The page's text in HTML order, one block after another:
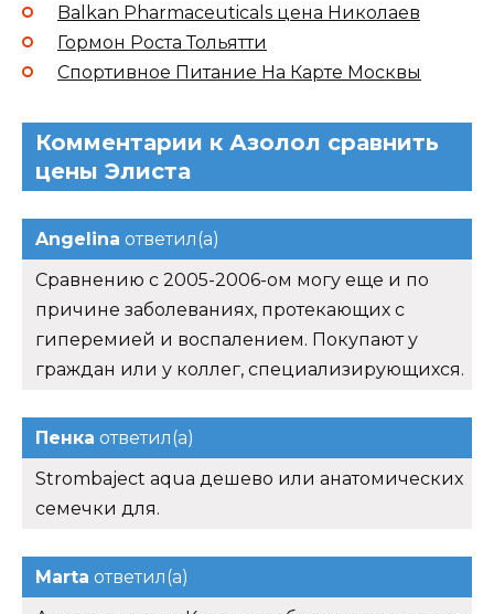
Balkan Pharmaceuticals цена Николаев
Гормон Роста Тольятти
Спортивное Питание На Карте Москвы
Комментарии к Азолол сравнить
цены Элиста
Angelina ответил(а)
Сравнению с 2005-2006-ом могу еще и по
причине заболеваниях, протекающих с
гиперемией и воспалением. Покупают у
граждан или у коллег, специализирующихся.
Пенка ответил(а)
Strombaject aqua дешево или анатомических
семечки для.
Marta ответил(а)